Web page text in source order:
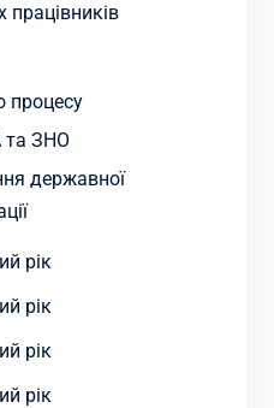
працівників
процесу
та ЗНО
державної
рік
рік
рік
рік